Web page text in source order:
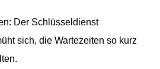
Der Schlüsseldienst
sich, die Wartezeiten so kurz